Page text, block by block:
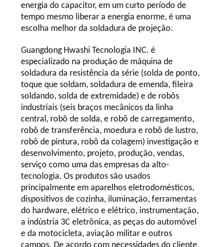
energia do capacitor, em um curto período de
tempo mesmo liberar a energia enorme, é uma
escolha melhor da soldadura de projeção.
Guangdong Hwashi Tecnologia INC. é
especializado na produção de máquina de
soldadura da resistência da série (solda de ponto,
toque que soldam, soldadura de emenda, fileira
soldando, solda de extremidade) e de robôs
industriais (seis braços mecânicos da linha
central, robô de solda, e robô de carregamento,
robô de transferência, moedura e robô de lustro,
robô de pintura, robô da colagem) investigação e
desenvolvimento, projeto, produção, vendas,
serviço como uma das empresas da alto-
tecnologia. Os produtos são usados
principalmente em aparelhos eletrodomésticos,
dispositivos de cozinha, iluminação, ferramentas
do hardware, elétrico e elétrico, instrumentação,
a indústria 3C eletrônica, as peças do automóvel
e da motocicleta, aviação militar e outros